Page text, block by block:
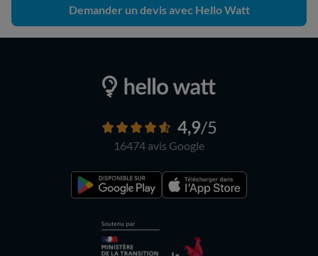
Demander un devis avec Hello Watt
4,9/5
16474 avis Google